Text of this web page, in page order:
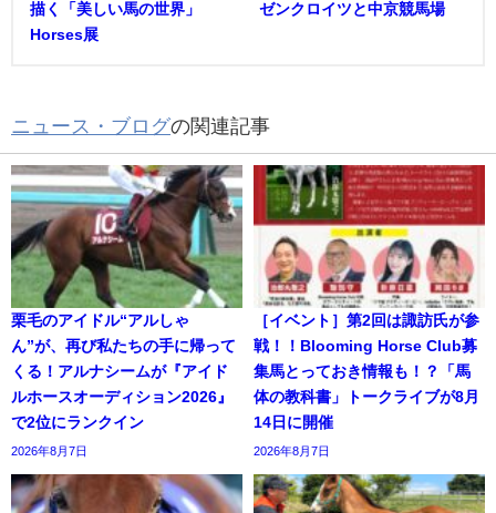
描く「美しい馬の世界」
Horses展
ゼンクロイツと中京競馬場
ニュース・ブログの関連記事
栗毛のアイドル“アルしゃ
ん”が、再び私たちの手に帰って
くる！アルナシームが『アイド
ルホースオーディション2026』
で2位にランクイン
2026年8月7日
［イベント］第2回は諏訪氏が参
戦！！Blooming Horse Club募
集馬とっておき情報も！？「馬
体の教科書」トークライブが8月
14日に開催
2026年8月7日